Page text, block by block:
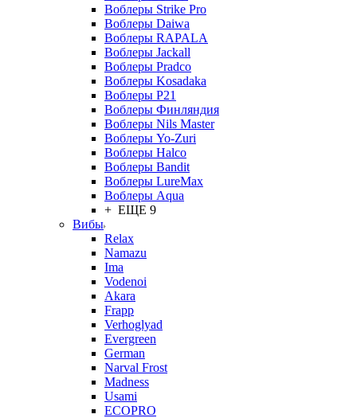
Воблеры Strike Pro
Воблеры Daiwa
Воблеры RAPALA
Воблеры Jackall
Воблеры Pradco
Воблеры Kosadaka
Воблеры P21
Воблеры Финляндия
Воблеры Nils Master
Воблеры Yo-Zuri
Воблеры Halco
Воблеры Bandit
Воблеры LureMax
Воблеры Aqua
+ ЕЩЕ 9
Вибы
Relax
Namazu
Ima
Vodenoi
Akara
Frapp
Verhoglyad
Evergreen
German
Narval Frost
Madness
Usami
ECOPRO